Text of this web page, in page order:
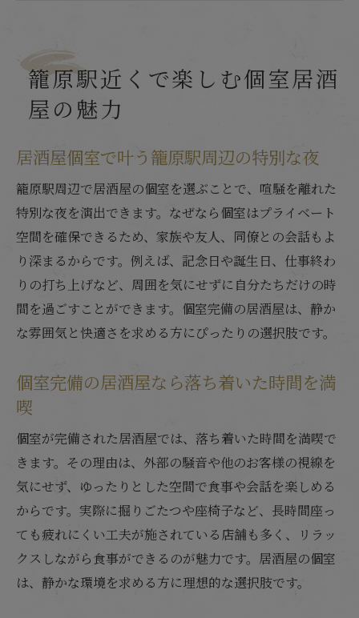
籠原駅周辺で人気の個室居酒屋の特徴とは
居酒屋個室で楽しむ籠原ディナーの新定番
プライベート空間なら居酒屋の個室が最適
居酒屋個室で実現する完全プライベート空
籠原駅エリアで個室の居酒屋が選ばれる理
会話が弾む居酒屋個室は少人数にもおすす
め
静かな個室でゆったり楽しむ居酒屋時間
家族や友人でくつろげる居酒屋個室の魅力
ナー
家族で楽しむ居酒屋個室の安心ポイント
友人同士で盛り上がる籠原駅個室居酒屋
居酒屋個室は子連れにも優しい空間を提供
ゆったり過ごせる個室居酒屋の利用シーン
籠原駅周辺で個室居酒屋を選ぶコツとは
居酒屋個室で家族時間を充実させる方法
籠原駅近くで楽しむ個室居酒
屋の魅力
居酒屋個室で叶う籠原駅周辺の特別な夜
籠原駅周辺で居酒屋の個室を選ぶことで、喧騒を離れた
特別な夜を演出できます。なぜなら個室はプライベート
空間を確保できるため、家族や友人、同僚との会話もよ
り深まるからです。例えば、記念日や誕生日、仕事終わ
りの打ち上げなど、周囲を気にせずに自分たちだけの時
間を過ごすことができます。個室完備の居酒屋は、静か
な雰囲気と快適さを求める方にぴったりの選択肢です。
個室完備の居酒屋なら落ち着いた時間を満
喫
個室が完備された居酒屋では、落ち着いた時間を満喫で
きます。その理由は、外部の騒音や他のお客様の視線を
気にせず、ゆったりとした空間で食事や会話を楽しめる
からです。実際に掘りごたつや座椅子など、長時間座っ
ても疲れにくい工夫が施されている店舗も多く、リラッ
クスしながら食事ができるのが魅力です。居酒屋の個室
は、静かな環境を求める方に理想的な選択肢です。